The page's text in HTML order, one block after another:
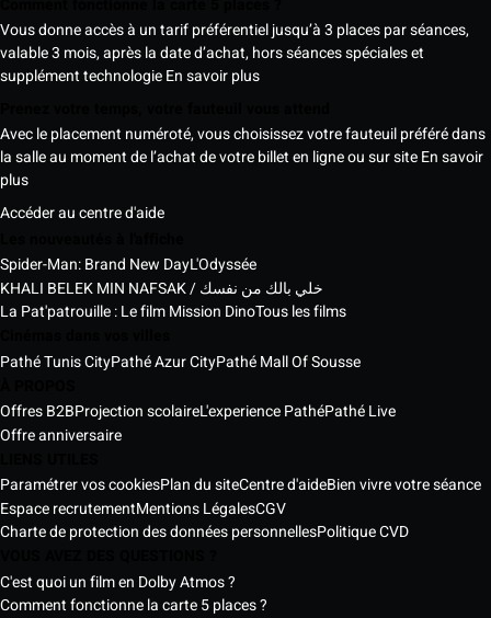
Vous donne accès à un tarif préférentiel jusqu’à 3 places par séances,
valable 3 mois, après la date d’achat, hors séances spéciales et
supplément technologieEn savoir plus
Avec le placement numéroté, vous choisissez votre fauteuil préféré dans
la salle au moment de l’achat de votre billet en ligne ou sur siteEn savoir
plus
Accéder au centre d'aide
Spider-Man: Brand New DayL'Odyssée
KHALI BELEK MIN NAFSAK / خلي بالك من نفسك
La Pat'patrouille : Le film Mission DinoTous les films
Pathé Tunis CityPathé Azur CityPathé Mall Of Sousse
Offres B2BProjection scolaireL'experience PathéPathé Live
Offre anniversaire
Paramétrer vos cookiesPlan du siteCentre d'aideBien vivre votre séance
Espace recrutementMentions LégalesCGV
Charte de protection des données personnellesPolitique CVD
C'est quoi un film en Dolby Atmos ?
Comment fonctionne la carte 5 places ?